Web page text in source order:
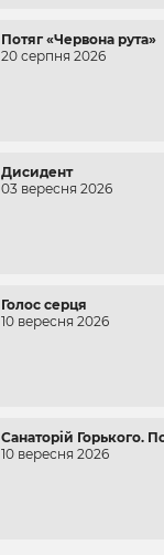
Потяг «Червона рута»
20 серпня 2026
Дисидент
03 вересня 2026
Голос серця
10 вересня 2026
Санаторій Горького.
10 вересня 2026